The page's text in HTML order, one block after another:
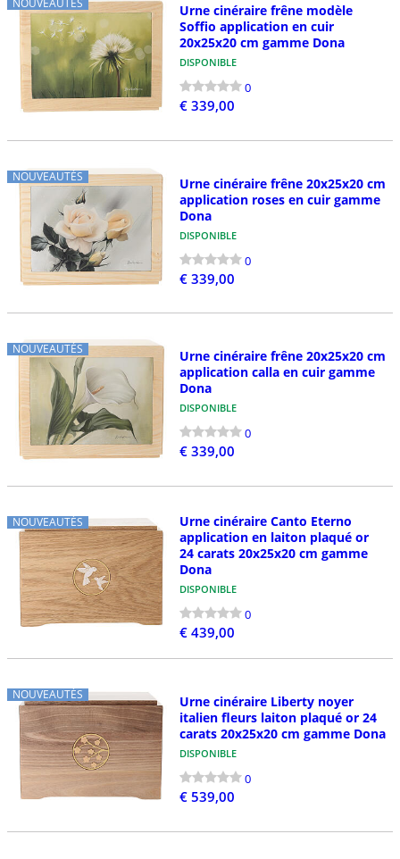
Urne cinéraire frêne modèle
Soffio application en cuir
20x25x20 cm gamme Dona
DISPONIBLE
0
€ 339,00
NOUVEAUTÉS
Urne cinéraire frêne 20x25x20 cm
application roses en cuir gamme
Dona
DISPONIBLE
0
€ 339,00
NOUVEAUTÉS
Urne cinéraire frêne 20x25x20 cm
application calla en cuir gamme
Dona
DISPONIBLE
0
€ 339,00
NOUVEAUTÉS
Urne cinéraire Canto Eterno
application en laiton plaqué or
24 carats 20x25x20 cm gamme
Dona
DISPONIBLE
0
€ 439,00
NOUVEAUTÉS
Urne cinéraire Liberty noyer
italien fleurs laiton plaqué or 24
carats 20x25x20 cm gamme Dona
DISPONIBLE
0
€ 539,00